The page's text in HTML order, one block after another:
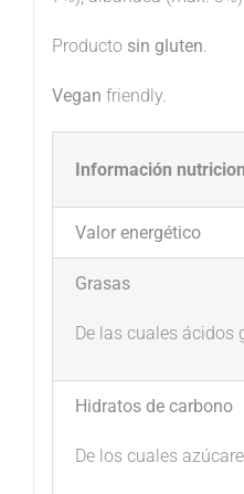
Producto sin gluten.
Vegan friendly.
Información
Valor energético
Grasas
De las cuales ácidos
Hidratos de carbono
De los cuales